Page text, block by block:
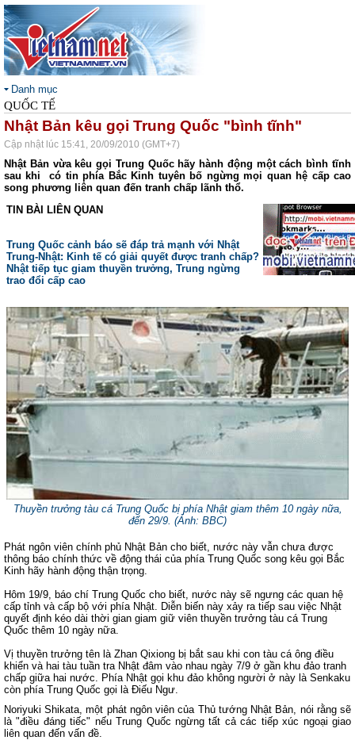
Danh mục
QUỐC TẾ
Nhật Bản kêu gọi Trung Quốc "bình tĩnh"
Cập nhật lúc 15:41, 20/09/2010 (GMT+7)
Nhật Bản vừa kêu gọi Trung Quốc hãy hành động một cách bình tĩnh
sau khi có tin phía Bắc Kinh tuyên bố ngừng mọi quan hệ cấp cao
song phương liên quan đến tranh chấp lãnh thổ.
TIN BÀI LIÊN QUAN
Trung Quốc cảnh báo sẽ đáp trả mạnh với Nhật
Trung-Nhật: Kinh tế có giải quyết được tranh chấp?
Nhật tiếp tục giam thuyền trưởng, Trung ngừng
trao đổi cấp cao
Thuyền trưởng tàu cá Trung Quốc bị phía Nhật giam thêm 10 ngày nữa,
đến 29/9. (Ảnh: BBC)
Phát ngôn viên chính phủ Nhật Bản cho biết, nước này vẫn chưa được
thông báo chính thức về động thái của phía Trung Quốc song kêu gọi Bắc
Kinh hãy hành động thận trọng.
Hôm 19/9, báo chí Trung Quốc cho biết, nước này sẽ ngưng các quan hệ
cấp tỉnh và cấp bộ với phía Nhật. Diễn biến này xảy ra tiếp sau việc Nhật
quyết định kéo dài thời gian giam giữ viên thuyền trưởng tàu cá Trung
Quốc thêm 10 ngày nữa.
Vị thuyền trưởng tên là Zhan Qixiong bị bắt sau khi con tàu cá ông điều
khiển và hai tàu tuần tra Nhật đâm vào nhau ngày 7/9 ở gần khu đảo tranh
chấp giữa hai nước. Phía Nhật gọi khu đảo không người ở này là Senkaku
còn phía Trung Quốc gọi là Điếu Ngư.
Noriyuki Shikata, một phát ngôn viên của Thủ tướng Nhật Bản, nói rằng sẽ
là "điều đáng tiếc" nếu Trung Quốc ngừng tất cả các tiếp xúc ngoại giao
liên quan đến vấn đề.